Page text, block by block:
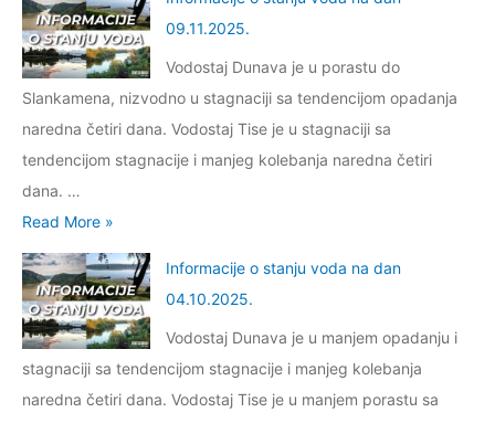
a
n
2
7
.
0
2
.
2
0
2
6
.
v
o
d
n
a
d
n
2
5
.
0
e
o
s
v
o
d
r
i
b
l
j
a
v
a
n
j
e
š
09.11.2025.
Vodostaj Dunava je u porastu do
Slankamena, nizvodno u stagnaciji sa tendencijom opadanja
naredna četiri dana. Vodostaj Tise je u stagnaciji sa
tendencijom stagnacije i manjeg kolebanja naredna četiri
dana. …
I
n
f
o
r
m
a
Read More »
Informacije o stanju voda na dan
04.10.2025.
Vodostaj Dunava je u manjem opadanju i
stagnaciji sa tendencijom stagnacije i manjeg kolebanja
naredna četiri dana. Vodostaj Tise je u manjem porastu sa